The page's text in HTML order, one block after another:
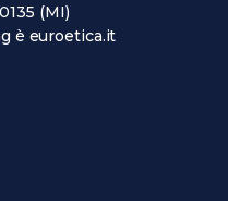
(MI)
è euroetica.it